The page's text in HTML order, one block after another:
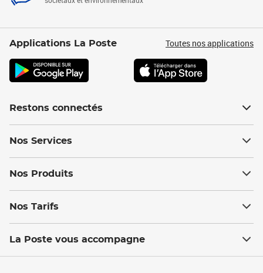
Applications La Poste Toutes nos applications
Restons connectés
Nos Services
Nos Produits
Nos Tarifs
La Poste vous accompagne